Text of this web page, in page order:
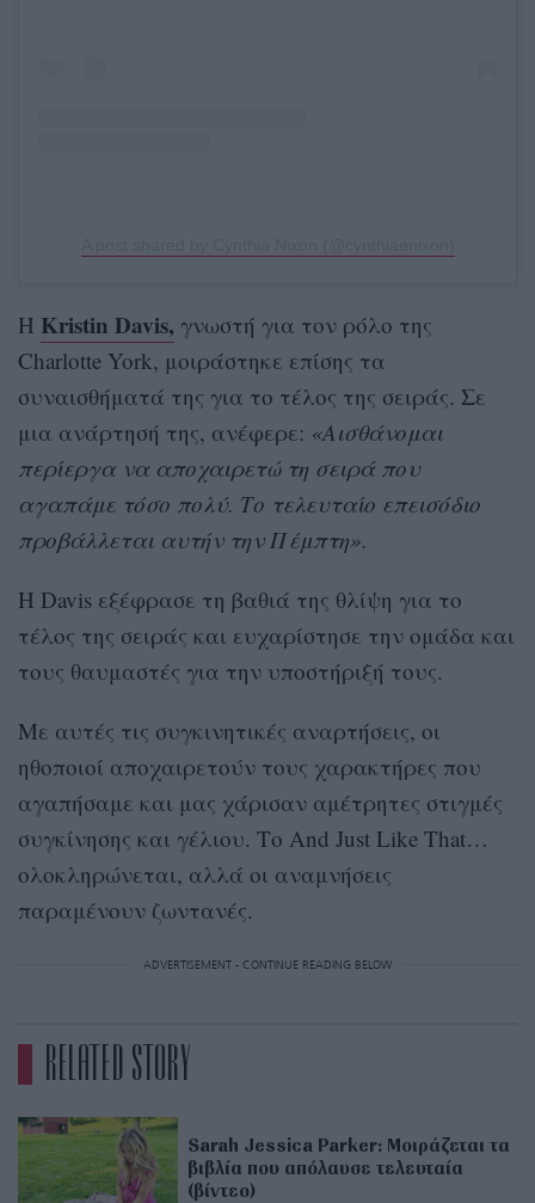
Η Kristin Davis, γνωστή για τον ρόλο της
Charlotte York, μοιράστηκε επίσης τα
συναισθήματά της για το τέλος της σειράς. Σε
μια ανάρτησή της, ανέφερε: «Αισθάνομαι
περίεργα να αποχαιρετώ τη σειρά που
αγαπάμε τόσο πολύ. Το τελευταίο επεισόδιο
προβάλλεται αυτήν την Πέμπτη».
Η Davis εξέφρασε τη βαθιά της θλίψη για το
τέλος της σειράς και ευχαρίστησε την ομάδα και
τους θαυμαστές για την υποστήριξή τους.
Με αυτές τις συγκινητικές αναρτήσεις, οι
ηθοποιοί αποχαιρετούν τους χαρακτήρες που
αγαπήσαμε και μας χάρισαν αμέτρητες στιγμές
συγκίνησης και γέλιου. Το And Just Like That…
ολοκληρώνεται, αλλά οι αναμνήσεις
παραμένουν ζωντανές.
ADVERTISEMENT - CONTINUE READING BELOW
RELATED STORY
Sarah Jessica Parker: Μοιράζεται τα
βιβλία που απόλαυσε τελευταία
(βίντεο)